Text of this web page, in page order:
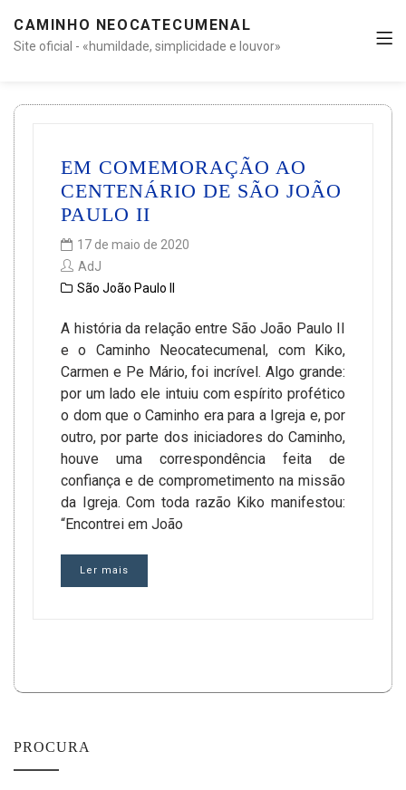
CAMINHO NEOCATECUMENAL
Site oficial - «humildade, simplicidade e louvor»
EM COMEMORAÇÃO AO
CENTENÁRIO DE SÃO JOÃO
PAULO II
17 de maio de 2020
AdJ
São João Paulo II
A história da relação entre São João Paulo II
e o Caminho Neocatecumenal, com Kiko,
Carmen e Pe Mário, foi incrível. Algo grande:
por um lado ele intuiu com espírito profético
o dom que o Caminho era para a Igreja e, por
outro, por parte dos iniciadores do Caminho,
houve uma correspondência feita de
confiança e de comprometimento na missão
da Igreja. Com toda razão Kiko manifestou:
“Encontrei em João
Ler mais
PROCURA